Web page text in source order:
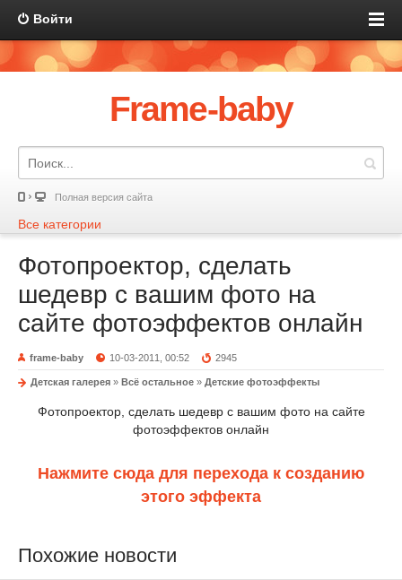
Войти
Frame-baby
Полная версия сайта
Все категории
Фотопроектор, сделать
шедевр с вашим фото на
сайте фотоэффектов онлайн
frame-baby 10-03-2011, 00:52 2945
Детская галерея » Всё остальное » Детские фотоэффекты
Фотопроектор, сделать шедевр с вашим фото на сайте
фотоэффектов онлайн
Нажмите сюда для перехода к созданию
этого эффекта
Похожие новости